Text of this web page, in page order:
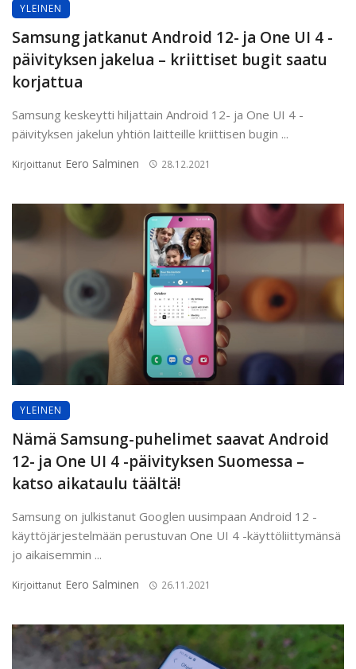
YLEINEN
Samsung jatkanut Android 12- ja One UI 4 -
päivityksen jakelua – kriittiset bugit saatu
korjattua
Samsung keskeytti hiljattain Android 12- ja One UI 4 -
päivityksen jakelun yhtiön laitteille kriittisen bugin ...
Kirjoittanut Eero Salminen 28.12.2021
YLEINEN
Nämä Samsung-puhelimet saavat Android
12- ja One UI 4 -päivityksen Suomessa –
katso aikataulu täältä!
Samsung on julkistanut Googlen uusimpaan Android 12 -
käyttöjärjestelmään perustuvan One UI 4 -käyttöliittymänsä
jo aikaisemmin ...
Kirjoittanut Eero Salminen 26.11.2021